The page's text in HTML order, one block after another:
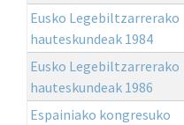
Eusko Legebiltzarrerako
hauteskundeak 1984
Eusko Legebiltzarrerako
hauteskundeak 1986
Espainiako kongresuko